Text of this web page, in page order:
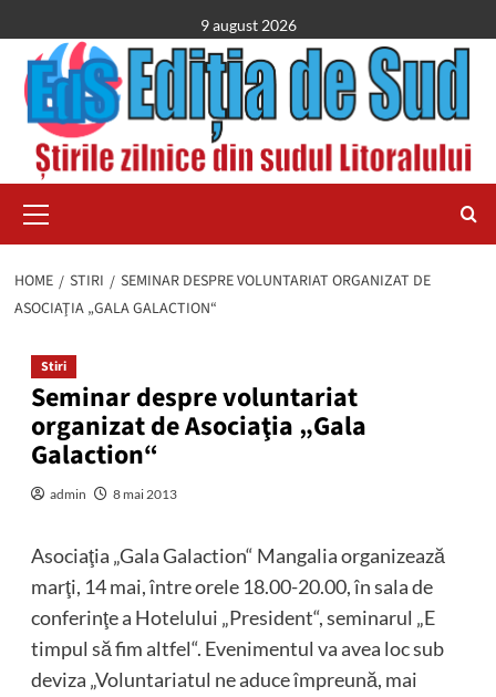
to
content
9 august 2026
Menu
HOME STIRI
SEMINAR DESPRE VOLUNTARIAT ORGANIZAT DE
ASOCIAŢIA „GALA GALACTION“
Stiri
Seminar despre voluntariat
organizat de Asociaţia „Gala
Galaction“
admin 8 mai 2013
Asociaţia „Gala Galaction“ Mangalia organizează
marţi, 14 mai, între orele 18.00-20.00, în sala de
conferinţe a Hotelului „President“, seminarul „E
timpul să fim altfel“. Evenimentul va avea loc sub
deviza „Voluntariatul ne aduce împreună, mai